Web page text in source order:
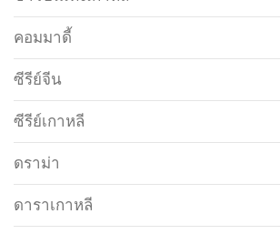
คอมมาดี้
ซีรีย์จีน
ซีรีย์เกาหลี
ดราม่า
ดาราเกาหลี